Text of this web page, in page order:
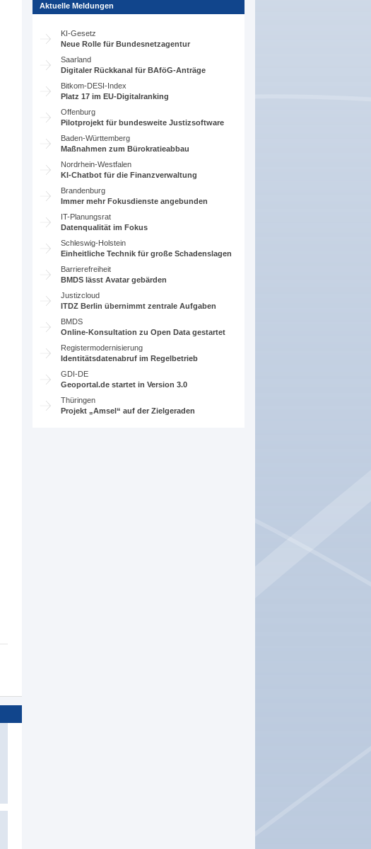
Aktuelle Meldungen
KI-Gesetz
Neue Rolle für Bundesnetzagentur
Saarland
Digitaler Rückkanal für BAföG-Anträge
Bitkom-DESI-Index
Platz 17 im EU-Digitalranking
Offenburg
Pilotprojekt für bundesweite Justizsoftware
Baden-Württemberg
Maßnahmen zum Bürokratieabbau
Nordrhein-Westfalen
KI-Chatbot für die Finanzverwaltung
Brandenburg
Immer mehr Fokusdienste angebunden
IT-Planungsrat
Datenqualität im Fokus
Schleswig-Holstein
Einheitliche Technik für große Schadenslagen
Barrierefreiheit
BMDS lässt Avatar gebärden
Justizcloud
ITDZ Berlin übernimmt zentrale Aufgaben
BMDS
Online-Konsultation zu Open Data gestartet
Registermodernisierung
Identitätsdatenabruf im Regelbetrieb
GDI-DE
Geoportal.de startet in Version 3.0
Thüringen
Projekt „Amsel“ auf der Zielgeraden